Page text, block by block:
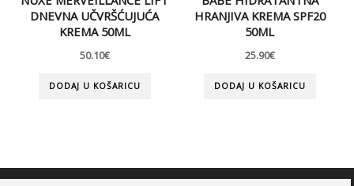
DNEVNA UČVRŠĆUJUĆA
KREMA 50ML
50.10€
DODAJ U KOŠARICU
HRANJIVA KREMA SPF20
50ML
25.90€
DODAJ U KOŠARICU